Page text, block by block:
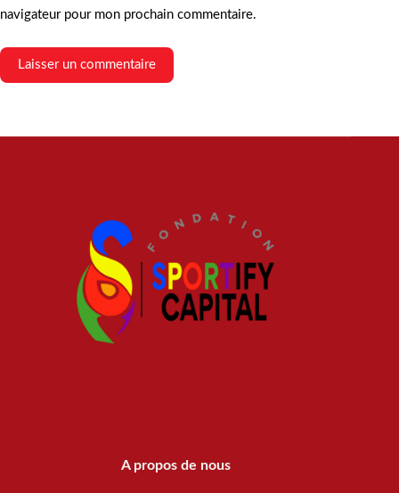
navigateur pour mon prochain commentaire.
Laisser un commentaire
A propos de nous